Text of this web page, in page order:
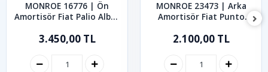
MONROE 16776 | Ön
Amortisör Fiat Palio Albea
3.450,00 TL
MONROE 23473 | Arka
Amortisör Fiat Punto
2.100,00 TL